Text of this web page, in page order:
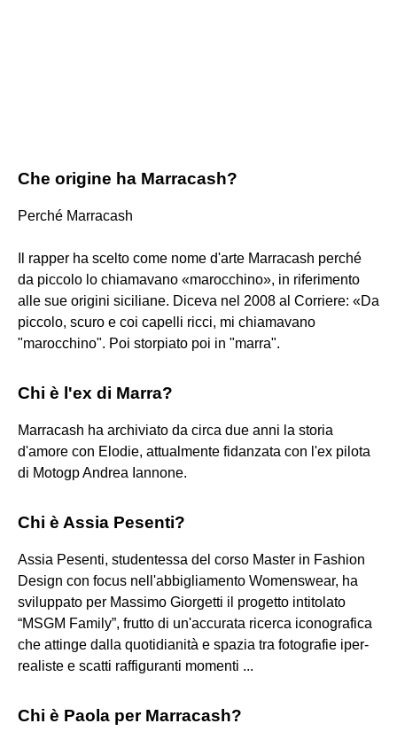
Che origine ha Marracash?
Perché Marracash
Il rapper ha scelto come nome d'arte Marracash perché
da piccolo lo chiamavano «marocchino», in riferimento
alle sue origini siciliane. Diceva nel 2008 al Corriere: «Da
piccolo, scuro e coi capelli ricci, mi chiamavano
"marocchino". Poi storpiato poi in "marra".
Chi è l'ex di Marra?
Marracash ha archiviato da circa due anni la storia
d'amore con Elodie, attualmente fidanzata con l'ex pilota
di Motogp Andrea Iannone.
Chi è Assia Pesenti?
Assia Pesenti, studentessa del corso Master in Fashion
Design con focus nell'abbigliamento Womenswear, ha
sviluppato per Massimo Giorgetti il progetto intitolato
“MSGM Family”, frutto di un'accurata ricerca iconografica
che attinge dalla quotidianità e spazia tra fotografie iper-
realiste e scatti raffiguranti momenti ...
Chi è Paola per Marracash?